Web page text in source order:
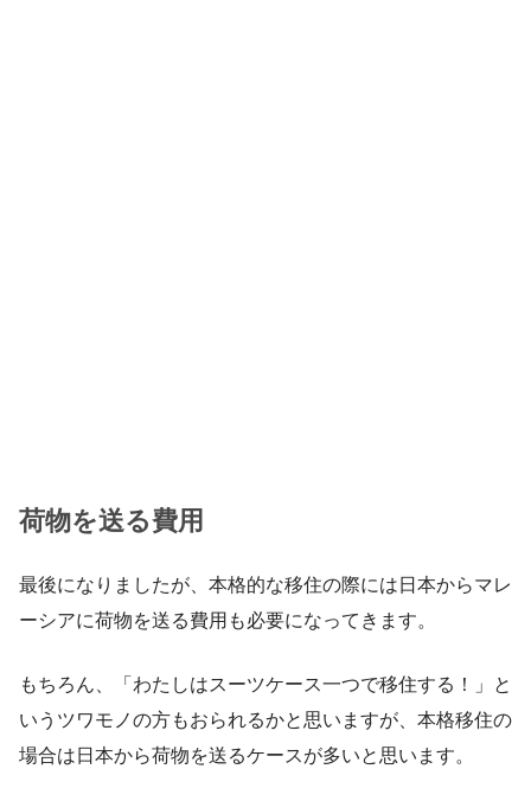
荷物を送る費用
最後になりましたが、本格的な移住の際には日本からマレ
ーシアに荷物を送る費用も必要になってきます。
もちろん、「わたしはスーツケース一つで移住する！」と
いうツワモノの方もおられるかと思いますが、本格移住の
場合は日本から荷物を送るケースが多いと思います。